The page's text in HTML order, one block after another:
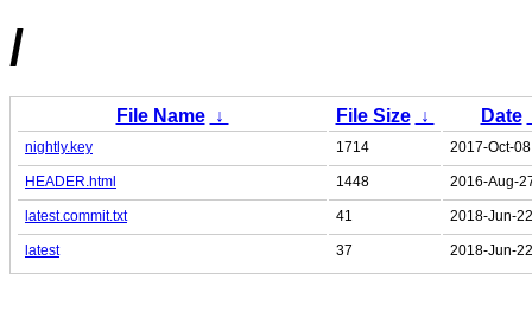
/
File Name ↓ File Size ↓ Date
nightly.key 1714 2017-Oct-
HEADER.html 1448 2016-Aug-
latest.commit.txt 41 2018-Jun-
latest 37 2018-Jun-